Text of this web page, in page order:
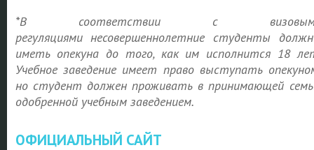
*В соответствии с
регуляцияминесовершеннолетние студенты
иметь опекуна до того, как им исполнится 18
Учебное заведение имеет право выступать
но студент должен проживать в принимающей
одобренной учебным заведением.
ОФИЦИАЛЬНЫЙ САЙТ